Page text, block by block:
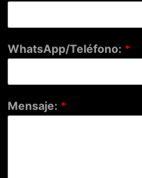
WhatsApp/Teléfono: *
Mensaje: *